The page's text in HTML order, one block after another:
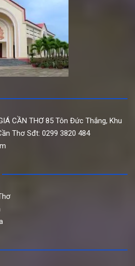
CẦN THƠ 85 Tôn Đức Thắng, Khu
Thơ Sđt: 0299 3820 484